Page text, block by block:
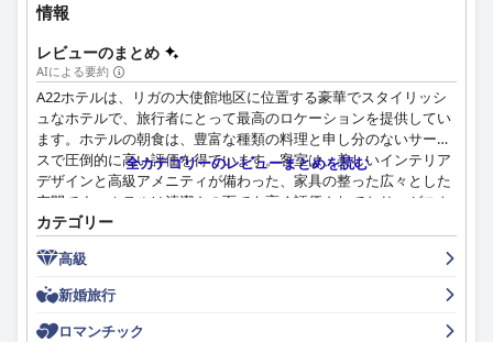
情報
レビューのまとめ
AIによる要約
A22ホテルは、リガの大使館地区に位置する豪華でスタイリッシ
ュなホテルで、旅行者にとって最高のロケーションを提供してい
ます。ホテルの朝食は、豊富な種類の料理と申し分のないサービ
スで圧倒的に高い評価を得ています。客室は、美しいインテリア
デザインと高級アメニティが備わった、家具の整った広々とした
空間です。ホテルは清潔さの面でも高く評価されており、ゲスト
は最高水準の衛生状態に感謝しています。スタッフは温かく、歓
迎的で、親切で、パーソナライズされたサービスを提供し、ゲス
トにポジティブで永続的な印象を与えます。A22ホテルは、最高
品質のデザイン、家具、全体的な価値を誇る5つ星のホテルであ
り、スタイリッシュな雰囲気と卓越したサービスを求める人にと
って最適な選択肢です。
全カテゴリーのレビューまとめを読む
カテゴリー
高級
新婚旅行
ロマンチック